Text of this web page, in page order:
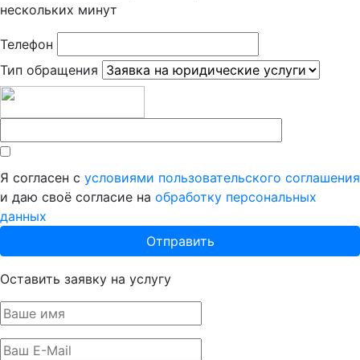
нескольких минут
Телефон
Тип обращения
Я согласен с условиями пользовательского соглашения
и даю своё согласие на обработку персональных
данных
Оставить заявку на услугу